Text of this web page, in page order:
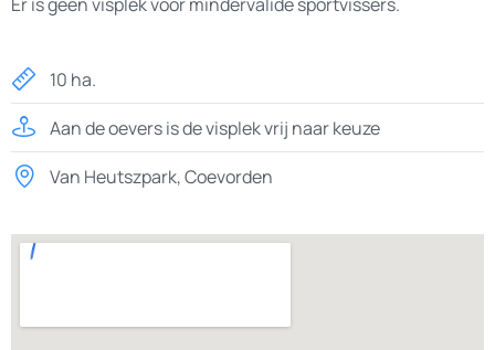
10 ha.
Aan de oevers is de visplek vrij naar keuze
Van Heutszpark, Coevorden